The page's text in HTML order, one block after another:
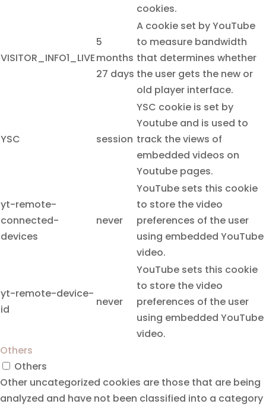
cookies.
VISITOR_INFO1_LIVE
5
months
27 days
A cookie set by YouTube
to measure bandwidth
that determines whether
the user gets the new or
old player interface.
YSC session
YSC cookie is set by
Youtube and is used to
track the views of
embedded videos on
Youtube pages.
yt-remote-
connected-
devices
never
YouTube sets this cookie
to store the video
preferences of the user
using embedded YouTube
video.
yt-remote-device-
id
never
YouTube sets this cookie
to store the video
preferences of the user
using embedded YouTube
video.
Others
Others
Other uncategorized cookies are those that are being
analyzed and have not been classified into a category